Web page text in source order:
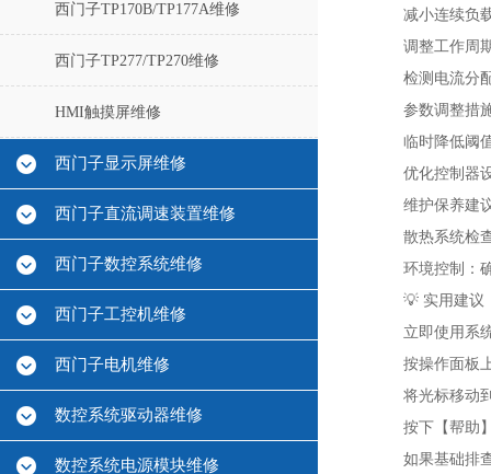
西门子TP170B/TP177A维修
西门子TP277/TP270维修
HMI触摸屏维修
西门子显示屏维修
西门子直流调速装置维修
西门子数控系统维修
西门子工控机维修
西门子电机维修
数控系统驱动器维修
数控系统电源模块维修
减小连续负
调整工作周
检测电流分
参数调整措
临时降低阈
优化控制器
维护保养建
散热系统检
环境控制‌：
💡 实用建议
立即使用系
按操作面板
将光标移动
按下【帮助
如果基础排